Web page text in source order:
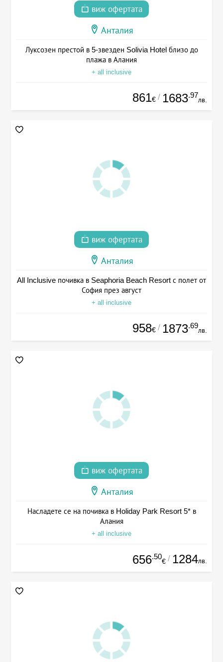
виж офертата
Анталия
Луксозен престой в 5-звезден Solivia Hotel близо до
плажа в Алания
+ all inclusive
861€ / 1683.97
лв.
виж офертата
Анталия
All Inclusive почивка в Seaphoria Beach Resort с полет от
София през август
+ all inclusive
958€ / 1873.69
лв.
виж офертата
Анталия
Насладете се на почивка в Holiday Park Resort 5* в
Алания
+ all inclusive
656.50
€ / 1284лв.